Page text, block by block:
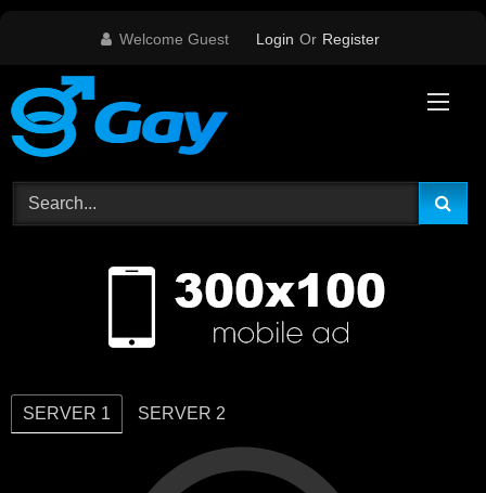
Welcome Guest Login Or Register
SERVER 1 SERVER 2